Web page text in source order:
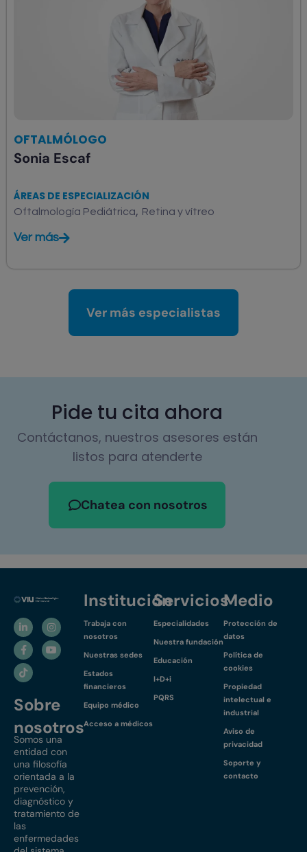
OFTALMÓLOGO
Sonia Escaf
ÁREAS DE ESPECIALIZACIÓN
Oftalmología Pediátrica, Retina y vítreo
Ver más
Ver más especialistas
Pide tu cita ahora
Contáctanos, nuestros asesores están
listos para atenderte
Chatea con nosotros
Sobre
nosotros
Somos una
entidad con
una filosofía
orientada a la
prevención,
diagnóstico y
tratamiento de
las
enfermedades
Institución
Trabaja con
nosotros
Nuestras sedes
Estados
financieros
Equipo médico
Acceso a médicos
Servicios
Especialidades
Nuestra fundación
Educación
I+D+i
PQRS
Medio
Protección de
datos
Política de
cookies
Propiedad
intelectual e
industrial
Aviso de
privacidad
Soporte y
contacto